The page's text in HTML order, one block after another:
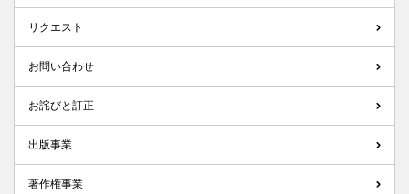
リクエスト
お問い合わせ
お詫びと訂正
出版事業
著作権事業